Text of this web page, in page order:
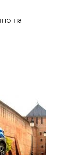
на